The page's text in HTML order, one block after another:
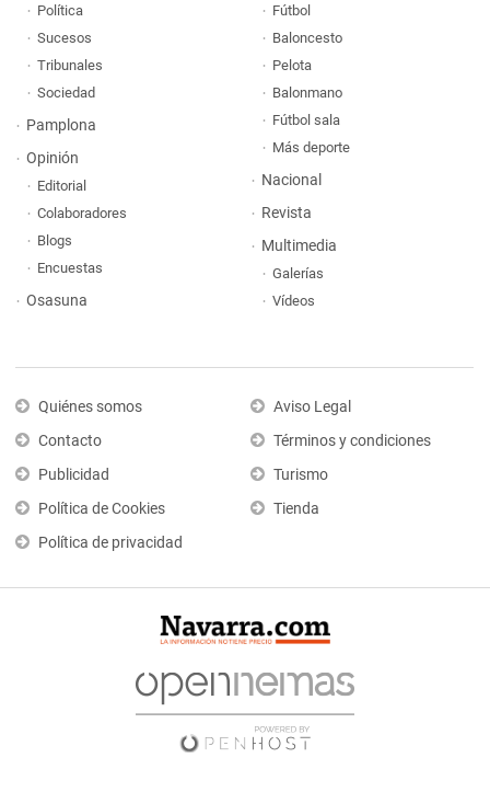
Política
Sucesos
Tribunales
Sociedad
Pamplona
Opinión
Editorial
Colaboradores
Blogs
Encuestas
Osasuna
Fútbol
Baloncesto
Pelota
Balonmano
Fútbol sala
Más deporte
Nacional
Revista
Multimedia
Galerías
Vídeos
Quiénes somos
Contacto
Publicidad
Política de Cookies
Política de privacidad
Aviso Legal
Términos y condiciones
Turismo
Tienda